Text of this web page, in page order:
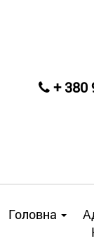
+ 380
Головна